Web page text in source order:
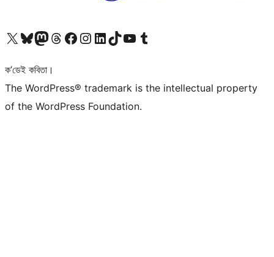
আমাৰ X (আগৰ Twitter) একাউণ্টলৈ যাওকআমাৰ Bluesky একাউণ্টলৈ যাওকআমাৰ Mastodon একাউণ্টলৈ যাওকআমাৰ Threads একাউণ্টলৈ যাওকআমাৰ Facebook পৃষ্ঠালৈ যাওকআমাৰ Instagram একাউণ্টলৈ যাওকআমাৰ LinkedIn একাউণ্টলৈ যাওকআমাৰ TikTok একাউণ্টলৈ যাওকআমাৰ YouTube চেনেললৈ যাওকআমাৰ Tumblr একাউণ্টলৈ যাওক
ক’ডেই কবিতা।
The WordPress® trademark is the intellectual property
of the WordPress Foundation.